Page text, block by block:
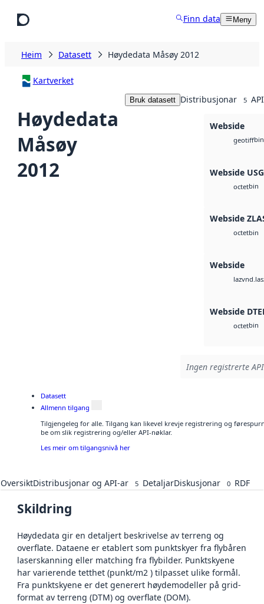
Finn data Meny
Heim Datasett Høydedata Måsøy 2012
Kartverket
Høydedata
Måsøy
2012
Bruk datasett Distribusjonar 5
Webside
geotiffbin
Webside
octetbin
Webside
octetbin
Webside
laz
Webside
octetbin
Ingen registrerte
Datasett
Allmenn tilgang
Tilgjengeleg for alle. Tilgang kan likevel krevje registrering og
be om slik registrering og/eller API-nøklar.
Les meir om tilgangsnivå her
OversiktDistribusjonar og API-ar 5 DetaljarDiskusjonar 0 RDF
Skildring
Høydedata gir en detaljert beskrivelse av terreng og
overflate. Dataene er etablert som punktskyer fra flybåren
laserskanning eller matching fra flybilder. Punktskyene
har varierende tetthet (punkt/m2 ) tilpasset ulike formål.
Fra punktskyene er det generert høydemodeller på grid-
format av terreng (DTM) og overflate (DOM).